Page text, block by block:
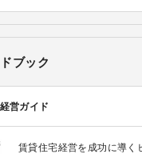
ブック
営ガイド
賃貸住宅経営を成功に導く